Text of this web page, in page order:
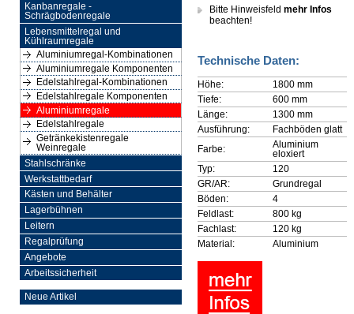
Kanbanregale -
Schrägbodenregale
Lebensmittelregal und
Kühlraumregale
Aluminiumregal-Kombinationen
Aluminiumregale Komponenten
Edelstahlregal-Kombinationen
Edelstahlregale Komponenten
Aluminiumregale
Edelstahlregale
Getränkekistenregale
Weinregale
Stahlschränke
Werkstattbedarf
Kästen und Behälter
Lagerbühnen
Leitern
Regalprüfung
Angebote
Arbeitssicherheit
Neue Artikel
Bitte Hinweisfeld mehr Infos
beachten!
Technische Daten:
Höhe:
1800 mm
Tiefe:
600 mm
Länge:
1300 mm
Ausführung:
Fachböden glatt
Farbe:
Aluminium
eloxiert
Typ:
120
GR/AR:
Grundregal
Böden:
4
Feldlast:
800 kg
Fachlast:
120 kg
Material:
Aluminium